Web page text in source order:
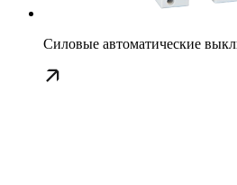
Силовые автоматические